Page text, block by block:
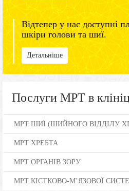
Відтепер у нас доступні
шкіри голови та шиї.
Детальніше
Послуги МРТ в
МРТ ШИЇ (ШИЙНОГО ВІДДІЛУ
МРТ ХРЕБТА
МРТ ОРГАНІВ ЗОРУ
МРТ КІСТКОВО-М’ЯЗОВОЇ